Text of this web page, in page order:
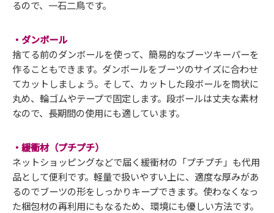
るので、一石二鳥です。
・ダンボール
捨てる前のダンボールを使って、簡易的なブーツキーパーを
作ることもできます。ダンボールをブーツのサイズに合わせ
てカットしましょう。そして、カットした段ボールを筒状に
丸め、輪ゴムやテープで固定します。段ボールは丈夫な素材
なので、長期間の使用にも適しています。
・緩衝材（プチプチ）
ネットショッピングなどで届く緩衝材の「プチプチ」も代用
品として便利です。軽量で扱いやすい上に、適度な厚みがあ
るのでブーツの形をしっかりキープできます。使わなくなっ
た梱包材の再利用にもなるため、環境にも優しい方法です。